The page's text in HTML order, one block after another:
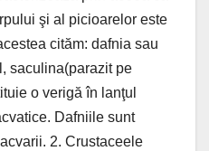
şi al picioarelor este
cităm: dafnia sau
saculina(parazit pe
o verigă în lanţul
Dafniile sunt
2. Crustaceele